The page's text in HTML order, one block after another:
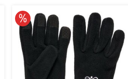
10% reduziert